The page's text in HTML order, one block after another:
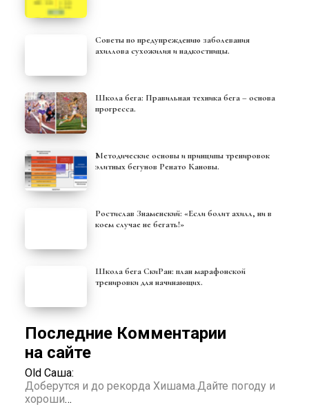
Советы по предупреждению заболевания
ахиллова сухожилия и надкостницы.
Школа бега: Правильная техника бега – основа
прогресса.
Методические основы и принципы тренировок
элитных бегунов Ренато Кановы.
Ростислав Знаменский: «Если болит ахилл, ни в
коем случае не бегать!»
Школа бега СкиРан: план марафонской
тренировки для начинающих.
Последние Комментарии
на сайте
Old Саша:
Доберутся и до рекорда Хишама.Дайте погоду и
хороши…